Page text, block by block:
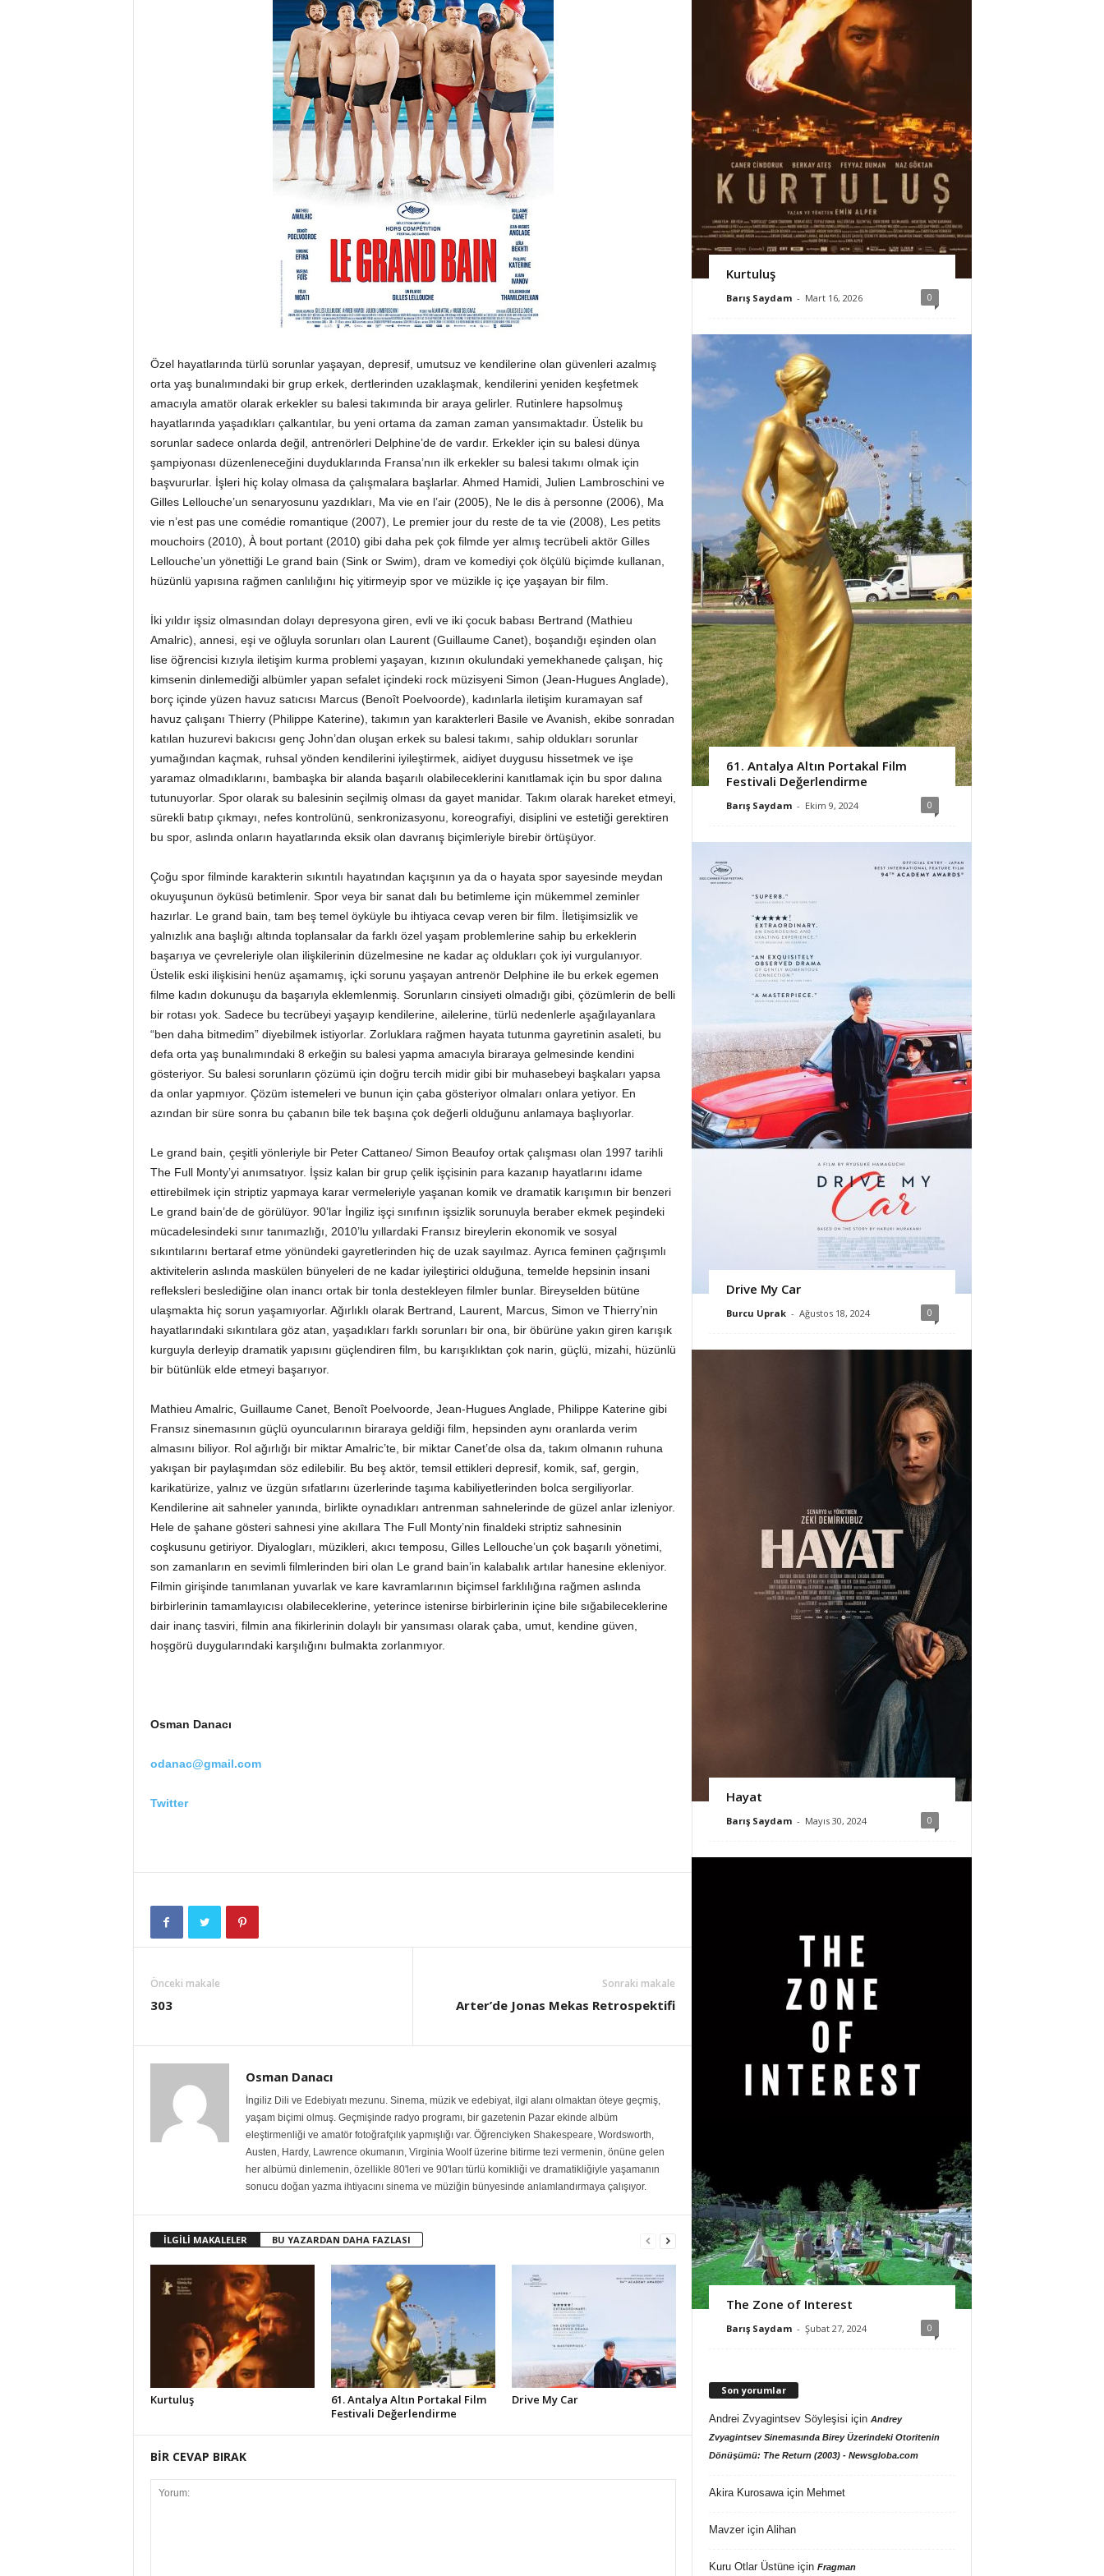
Özel hayatlarında türlü sorunlar yaşayan, depresif, umutsuz ve kendilerine olan güvenleri azalmış
orta yaş bunalımındaki bir grup erkek, dertlerinden uzaklaşmak, kendilerini yeniden keşfetmek
amacıyla amatör olarak erkekler su balesi takımında bir araya gelirler. Rutinlere hapsolmuş
hayatlarında yaşadıkları çalkantılar, bu yeni ortama da zaman zaman yansımaktadır. Üstelik bu
sorunlar sadece onlarda değil, antrenörleri Delphine’de de vardır. Erkekler için su balesi dünya
şampiyonası düzenleneceğini duyduklarında Fransa’nın ilk erkekler su balesi takımı olmak için
başvururlar. İşleri hiç kolay olmasa da çalışmalara başlarlar. Ahmed Hamidi, Julien Lambroschini ve
Gilles Lellouche’un senaryosunu yazdıkları, Ma vie en l’air (2005), Ne le dis à personne (2006), Ma
vie n’est pas une comédie romantique (2007), Le premier jour du reste de ta vie (2008), Les petits
mouchoirs (2010), À bout portant (2010) gibi daha pek çok filmde yer almış tecrübeli aktör Gilles
Lellouche’un yönettiği Le grand bain (Sink or Swim), dram ve komediyi çok ölçülü biçimde kullanan,
hüzünlü yapısına rağmen canlılığını hiç yitirmeyip spor ve müzikle iç içe yaşayan bir film.
İki yıldır işsiz olmasından dolayı depresyona giren, evli ve iki çocuk babası Bertrand (Mathieu
Amalric), annesi, eşi ve oğluyla sorunları olan Laurent (Guillaume Canet), boşandığı eşinden olan
lise öğrencisi kızıyla iletişim kurma problemi yaşayan, kızının okulundaki yemekhanede çalışan, hiç
kimsenin dinlemediği albümler yapan sefalet içindeki rock müzisyeni Simon (Jean-Hugues Anglade),
borç içinde yüzen havuz satıcısı Marcus (Benoît Poelvoorde), kadınlarla iletişim kuramayan saf
havuz çalışanı Thierry (Philippe Katerine), takımın yan karakterleri Basile ve Avanish, ekibe sonradan
katılan huzurevi bakıcısı genç John’dan oluşan erkek su balesi takımı, sahip oldukları sorunlar
yumağından kaçmak, ruhsal yönden kendilerini iyileştirmek, aidiyet duygusu hissetmek ve işe
yaramaz olmadıklarını, bambaşka bir alanda başarılı olabileceklerini kanıtlamak için bu spor dalına
tutunuyorlar. Spor olarak su balesinin seçilmiş olması da gayet manidar. Takım olarak hareket etmeyi,
sürekli batıp çıkmayı, nefes kontrolünü, senkronizasyonu, koreografiyi, disiplini ve estetiği gerektiren
bu spor, aslında onların hayatlarında eksik olan davranış biçimleriyle birebir örtüşüyor.
Çoğu spor filminde karakterin sıkıntılı hayatından kaçışının ya da o hayata spor sayesinde meydan
okuyuşunun öyküsü betimlenir. Spor veya bir sanat dalı bu betimleme için mükemmel zeminler
hazırlar. Le grand bain, tam beş temel öyküyle bu ihtiyaca cevap veren bir film. İletişimsizlik ve
yalnızlık ana başlığı altında toplansalar da farklı özel yaşam problemlerine sahip bu erkeklerin
başarıya ve çevreleriyle olan ilişkilerinin düzelmesine ne kadar aç oldukları çok iyi vurgulanıyor.
Üstelik eski ilişkisini henüz aşamamış, içki sorunu yaşayan antrenör Delphine ile bu erkek egemen
filme kadın dokunuşu da başarıyla eklemlenmiş. Sorunların cinsiyeti olmadığı gibi, çözümlerin de belli
bir rotası yok. Sadece bu tecrübeyi yaşayıp kendilerine, ailelerine, türlü nedenlerle aşağılayanlara
“ben daha bitmedim” diyebilmek istiyorlar. Zorluklara rağmen hayata tutunma gayretinin asaleti, bu
defa orta yaş bunalımındaki 8 erkeğin su balesi yapma amacıyla biraraya gelmesinde kendini
gösteriyor. Su balesi sorunların çözümü için doğru tercih midir gibi bir muhasebeyi başkaları yapsa
da onlar yapmıyor. Çözüm istemeleri ve bunun için çaba gösteriyor olmaları onlara yetiyor. En
azından bir süre sonra bu çabanın bile tek başına çok değerli olduğunu anlamaya başlıyorlar.
Le grand bain, çeşitli yönleriyle bir Peter Cattaneo/ Simon Beaufoy ortak çalışması olan 1997 tarihli
The Full Monty’yi anımsatıyor. İşsiz kalan bir grup çelik işçisinin para kazanıp hayatlarını idame
ettirebilmek için striptiz yapmaya karar vermeleriyle yaşanan komik ve dramatik karışımın bir benzeri
Le grand bain’de de görülüyor. 90’lar İngiliz işçi sınıfının işsizlik sorunuyla beraber ekmek peşindeki
mücadelesindeki sınır tanımazlığı, 2010’lu yıllardaki Fransız bireylerin ekonomik ve sosyal
sıkıntılarını bertaraf etme yönündeki gayretlerinden hiç de uzak sayılmaz. Ayrıca feminen çağrışımlı
aktivitelerin aslında maskülen bünyeleri de ne kadar iyileştirici olduğuna, temelde hepsinin insani
refleksleri beslediğine olan inancı ortak bir tonla destekleyen filmler bunlar. Bireyselden bütüne
ulaşmakta hiç sorun yaşamıyorlar. Ağırlıklı olarak Bertrand, Laurent, Marcus, Simon ve Thierry’nin
hayatlarındaki sıkıntılara göz atan, yaşadıkları farklı sorunları bir ona, bir öbürüne yakın giren karışık
kurguyla derleyip dramatik yapısını güçlendiren film, bu karışıklıktan çok narin, güçlü, mizahi, hüzünlü
bir bütünlük elde etmeyi başarıyor.
Mathieu Amalric, Guillaume Canet, Benoît Poelvoorde, Jean-Hugues Anglade, Philippe Katerine gibi
Fransız sinemasının güçlü oyuncularının biraraya geldiği film, hepsinden aynı oranlarda verim
almasını biliyor. Rol ağırlığı bir miktar Amalric’te, bir miktar Canet’de olsa da, takım olmanın ruhuna
yakışan bir paylaşımdan söz edilebilir. Bu beş aktör, temsil ettikleri depresif, komik, saf, gergin,
karikatürize, yalnız ve üzgün sıfatlarını üzerlerinde taşıma kabiliyetlerinden bolca sergiliyorlar.
Kendilerine ait sahneler yanında, birlikte oynadıkları antrenman sahnelerinde de güzel anlar izleniyor.
Hele de şahane gösteri sahnesi yine akıllara The Full Monty’nin finaldeki striptiz sahnesinin
coşkusunu getiriyor. Diyalogları, müzikleri, akıcı temposu, Gilles Lellouche’un çok başarılı yönetimi,
son zamanların en sevimli filmlerinden biri olan Le grand bain’in kalabalık artılar hanesine ekleniyor.
Filmin girişinde tanımlanan yuvarlak ve kare kavramlarının biçimsel farklılığına rağmen aslında
birbirlerinin tamamlayıcısı olabileceklerine, yeterince istenirse birbirlerinin içine bile sığabileceklerine
dair inanç tasviri, filmin ana fikirlerinin dolaylı bir yansıması olarak çaba, umut, kendine güven,
hoşgörü duygularındaki karşılığını bulmakta zorlanmıyor.
Osman Danacı
odanac@gmail.com
Twitter
Önceki makale
303
Sonraki makale
Arter’de Jonas Mekas Retrospektifi
Osman Danacı
İngiliz Dili ve Edebiyatı mezunu. Sinema, müzik ve edebiyat, ilgi alanı olmaktan öteye geçmiş,
yaşam biçimi olmuş. Geçmişinde radyo programı, bir gazetenin Pazar ekinde albüm
eleştirmenliği ve amatör fotoğrafçılık yapmışlığı var. Öğrenciyken Shakespeare, Wordsworth,
Austen, Hardy, Lawrence okumanın, Virginia Woolf üzerine bitirme tezi vermenin, önüne gelen
her albümü dinlemenin, özellikle 80'leri ve 90'ları türlü komikliği ve dramatikliğiyle yaşamanın
sonucu doğan yazma ihtiyacını sinema ve müziğin bünyesinde anlamlandırmaya çalışıyor.
İLGİLİ MAKALELER BU YAZARDAN DAHA FAZLASI
Kurtuluş
61. Antalya Altın Portakal Film
Festivali Değerlendirme
Drive My Car
BİR CEVAP BIRAK
Kurtuluş
Barış Saydam - Mart 16, 2026 0
61. Antalya Altın Portakal Film
Festivali Değerlendirme
Barış Saydam - Ekim 9, 2024 0
Drive My Car
Burcu Uprak - Ağustos 18, 2024 0
Hayat
Barış Saydam - Mayıs 30, 2024 0
The Zone of Interest
Barış Saydam - Şubat 27, 2024 0
Son yorumlar
Andrei Zvyagintsev Söyleşisi için Andrey
Zvyagintsev Sinemasında Birey Üzerindeki Otoritenin
Dönüşümü: The Return (2003) - Newsgloba.com
Akira Kurosawaiçin Mehmet
Mavzeriçin Alihan
Kuru Otlar Üstüneiçin Fragman